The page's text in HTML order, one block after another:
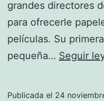
grandes directores
para ofrecerle
películas. Su
pequeña… Seguir
Publicada el 24